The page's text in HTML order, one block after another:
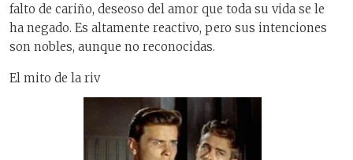
falto de cariño, deseoso del amor que toda su vida se le
ha negado. Es altamente reactivo, pero sus intenciones
son nobles, aunque no reconocidas.
El mito de la riv